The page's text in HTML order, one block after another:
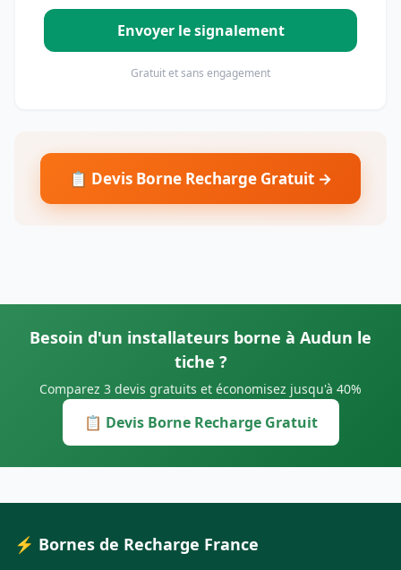
Envoyer le signalement
Gratuit et sans engagement
📋 Devis Borne Recharge Gratuit →
Besoin d'un installateurs borne à Audun le
tiche ?
Comparez 3 devis gratuits et économisez jusqu'à 40%
📋 Devis Borne Recharge Gratuit
⚡ Bornes de Recharge France